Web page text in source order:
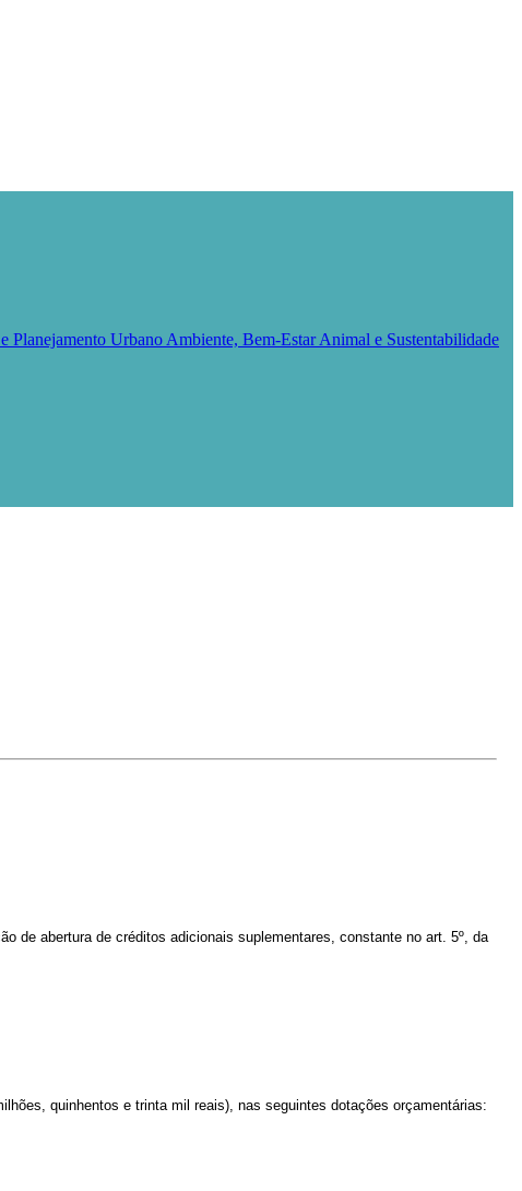
Planejamento Urbano Ambiente, Bem-Estar Animal e Sustentabilidade
de abertura de créditos adicionais suplementares, constante no art. 5º, da
quinhentos e trinta mil reais) , nas seguintes dotações orçamentárias: